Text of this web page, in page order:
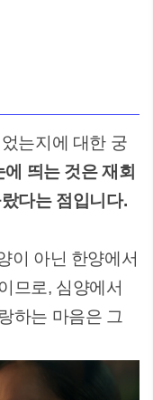
는지에 대한 궁
에 띄는 것은 재회
다는 점입니다.
이 아닌 한양에서
므로, 심양에서
하는 마음은 그